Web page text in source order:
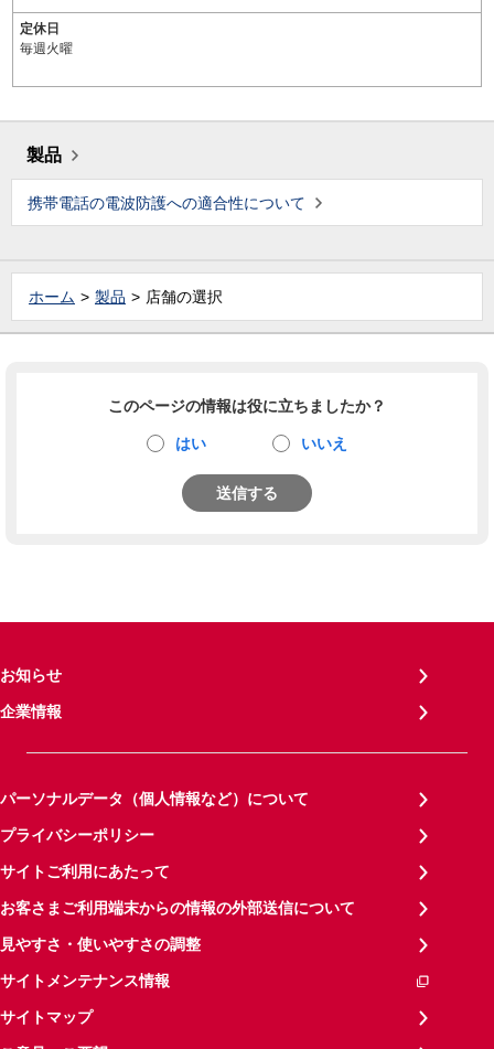
定休日
毎週火曜
製品
携帯電話の電波防護への適合性について
ホーム 製品 店舗の選択
このページの情報は役に立ちましたか？
はい いいえ
送信する
お知らせ
企業情報
パーソナルデータ（個人情報など）について
プライバシーポリシー
サイトご利用にあたって
お客さまご利用端末からの情報の外部送信について
見やすさ・使いやすさの調整
サイトメンテナンス情報
サイトマップ